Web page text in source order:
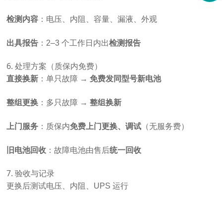
检测内容 ：电压、内阻、容量、漏液、外观
出具报告 ：2–3 个工作日内出检测报告
6. 处理方案（质保内免费）
直接换新 ：单只故障 →免费发同型号新电池
整组更换 ：多只故障 →整组换新
上门服务 ：质保内免费上门更换、调试 （无服务费）
旧电池回收 ：故障电池由售后统一回收
7. 验收与记录
更换后测试电压、内阻、UPS 运行